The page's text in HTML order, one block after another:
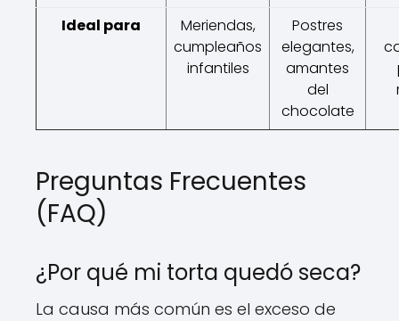
Ideal para
Meriendas,
cumpleaños
infantiles
Postres
elegantes,
amantes
del
chocolate
Preguntas Frecuentes
(FAQ)
¿Por qué mi torta quedó seca?
La causa más común es el exceso de